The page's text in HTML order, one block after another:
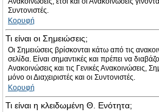
Συντονιστές.
Κορυφή
Τι είναι οι Σημειώσεις;
Οι Σημειώσεις βρίσκονται κάτω από τις
σελίδα. Είναι σημαντικές και πρέπει να
Ανακοινώσεις και τις Γενικές Ανακοινώσεις,
μόνο οι Διαχειριστές και οι Συντονιστές.
Κορυφή
Τι είναι η κλειδωμένη Θ. Ενότητα;